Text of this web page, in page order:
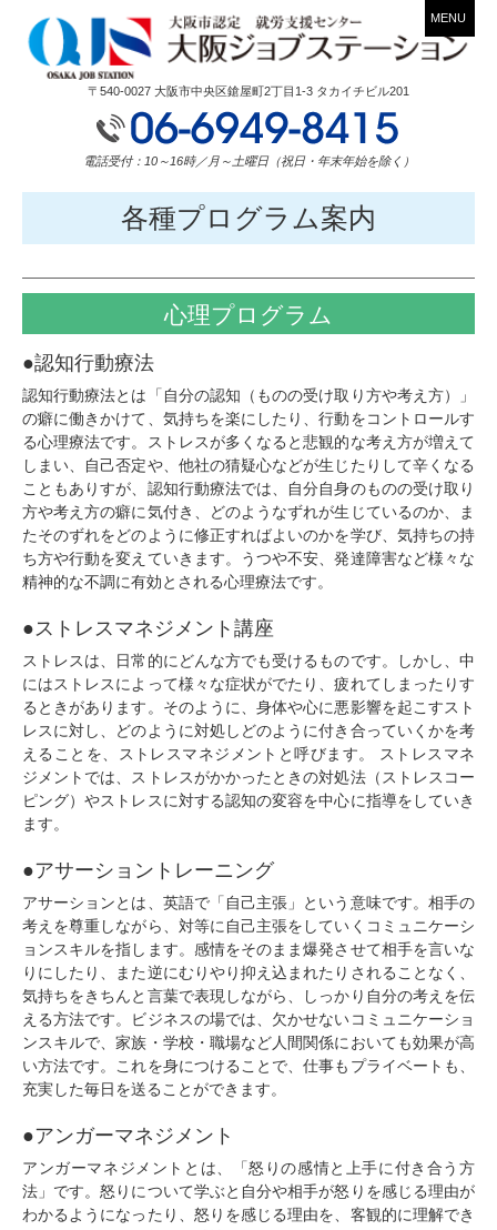
〒540-0027 大阪市中央区鎗屋町2丁目1-3 タカイチビル201
電話受付：10～16時／月～土曜日（祝日・年末年始を除く）
各種プログラム案内
心理プログラム
●認知行動療法
認知行動療法とは「自分の認知（ものの受け取り方や考え方）」
の癖に働きかけて、気持ちを楽にしたり、行動をコントロールす
る心理療法です。ストレスが多くなると悲観的な考え方が増えて
しまい、自己否定や、他社の猜疑心などが生じたりして辛くなる
こともありすが、認知行動療法では、自分自身のものの受け取り
方や考え方の癖に気付き、どのようなずれが生じているのか、ま
たそのずれをどのように修正すればよいのかを学び、気持ちの持
ち方や行動を変えていきます。うつや不安、発達障害など様々な
精神的な不調に有効とされる心理療法です。
●ストレスマネジメント講座
ストレスは、日常的にどんな方でも受けるものです。しかし、中
にはストレスによって様々な症状がでたり、疲れてしまったりす
るときがあります。そのように、身体や心に悪影響を起こすスト
レスに対し、どのように対処しどのように付き合っていくかを考
えることを、ストレスマネジメントと呼びます。 ストレスマネ
ジメントでは、ストレスがかかったときの対処法（ストレスコー
ピング）やストレスに対する認知の変容を中心に指導をしていき
ます。
●アサーショントレーニング
アサーションとは、英語で「自己主張」という意味です。相手の
考えを尊重しながら、対等に自己主張をしていくコミュニケーシ
ョンスキルを指します。感情をそのまま爆発させて相手を言いな
りにしたり、また逆にむりやり抑え込まれたりされることなく、
気持ちをきちんと言葉で表現しながら、しっかり自分の考えを伝
える方法です。ビジネスの場では、欠かせないコミュニケーショ
ンスキルで、家族・学校・職場など人間関係においても効果が高
い方法です。これを身につけることで、仕事もプライベートも、
充実した毎日を送ることができます。
●アンガーマネジメント
アンガーマネジメントとは、「怒りの感情と上手に付き合う方
法」です。怒りについて学ぶと自分や相手が怒りを感じる理由が
わかるようになったり、怒りを感じる理由を、客観的に理解でき
MENU